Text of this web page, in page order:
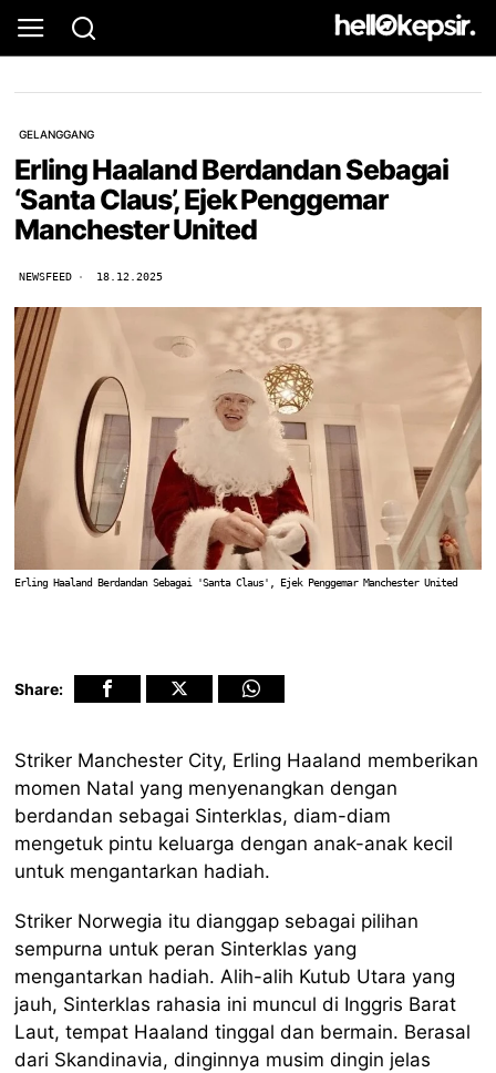
GELANGGANG
Erling Haaland Berdandan Sebagai
‘Santa Claus’, Ejek Penggemar
Manchester United
NEWSFEED 18.12.2025
Erling Haaland Berdandan Sebagai 'Santa Claus', Ejek Penggemar Manchester United
Share:
Striker Manchester City, Erling Haaland memberikan
momen Natal yang menyenangkan dengan
berdandan sebagai Sinterklas, diam-diam
mengetuk pintu keluarga dengan anak-anak kecil
untuk mengantarkan hadiah.
Striker Norwegia itu dianggap sebagai pilihan
sempurna untuk peran Sinterklas yang
mengantarkan hadiah. Alih-alih Kutub Utara yang
jauh, Sinterklas rahasia ini muncul di Inggris Barat
Laut, tempat Haaland tinggal dan bermain. Berasal
dari Skandinavia, dinginnya musim dingin jelas